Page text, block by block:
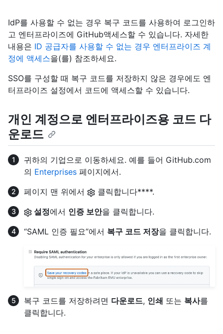
IdP를 사용할 수 없는 경우 복구 코드를 사용하여 로그인하
고 엔터프라이즈에 GitHub액세스할 수 있습니다. 자세한
내용은 ID 공급자를 사용할 수 없는 경우 엔터프라이즈 계
정에 액세스을(를) 참조하세요.
SSO를 구성할 때 복구 코드를 저장하지 않은 경우에도 엔
터프라이즈 설정에서 코드에 액세스할 수 있습니다.
개인 계정으로 엔터프라이즈용 코드 다
운로드
귀하의 기업으로 이동하세요. 예를 들어 GitHub.com
의 Enterprises 페이지에서.
페이지 맨 위에서
클릭합니다****.
설정에서 인증 보안을 클릭합니다.
“SAML 인증 필요”에서 복구 코드 저장을 클릭합니다.
복구 코드를 저장하려면 다운로드, 인쇄 또는 복사를
클릭합니다.